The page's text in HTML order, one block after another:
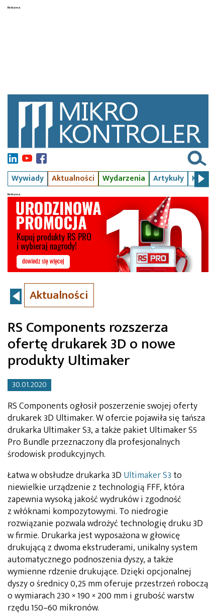
Wywiady Aktualności Wydarzenia Artykuły Kursy
Aktualności
RS Components rozszerza
ofertę drukarek 3D o nowe
produkty Ultimaker
30.01.2020
RS Components ogłosił poszerzenie swojej oferty
drukarek 3D Ultimaker. W ofercie pojawiła się tańsza
drukarka Ultimaker S3, a także pakiet Ultimaker S5
Pro Bundle przeznaczony dla profesjonalnych
środowisk produkcyjnych.
Łatwa w obsłudze drukarka 3D Ultimaker S3 to
niewielkie urządzenie z technologią FFF, która
zapewnia wysoką jakość wydruków i zgodność
z włóknami kompozytowymi. To niedrogie
rozwiązanie pozwala wdrożyć technologię druku 3D
w firmie. Drukarka jest wyposażona w głowicę
drukującą z dwoma ekstruderami, unikalny system
automatycznego podnoszenia dyszy, a także
wymienne rdzenie drukujące. Dzięki opcjonalnej
dyszy o średnicy 0,25 mm oferuje przestrzeń roboczą
o wymiarach 230 × 190 × 200 mm i grubość warstw
rzędu 150–60 mikronów.